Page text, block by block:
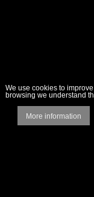
We use cookies to
browsing we understand
More information